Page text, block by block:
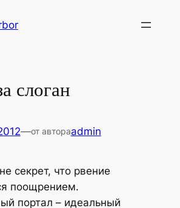
слоган
—от автораadmin
секрет, что рвение
поощрением.
портал – идеальный